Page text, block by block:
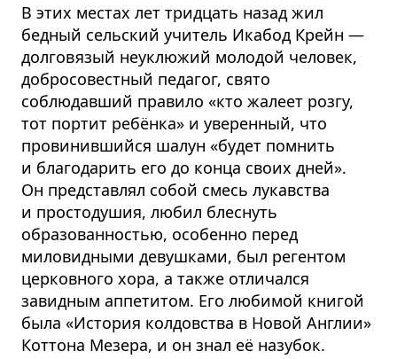
В этих местах лет тридцать назад жил
бедный сельский учитель Икабод Крейн —
долговязый неуклюжий молодой человек,
добросовестный педагог, свято
соблюдавший правило «кто жалеет розгу,
тот портит ребёнка» и уверенный, что
провинившийся шалун «будет помнить
и благодарить его до конца своих дней».
Он представлял собой смесь лукавства
и простодушия, любил блеснуть
образованностью, особенно перед
миловидными девушками, был регентом
церковного хора, а также отличался
завидным аппетитом. Его любимой книгой
была «История колдовства в Новой Англии»
Коттона Мезера, и он знал её назубок.